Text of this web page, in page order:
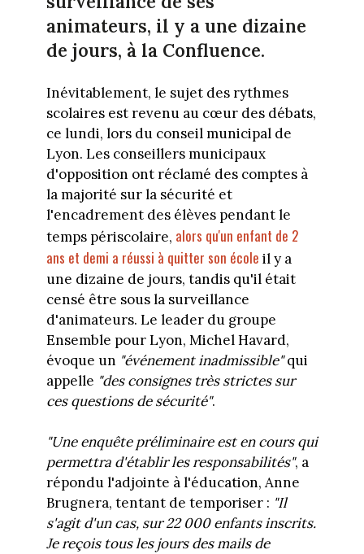
animateurs, il y a une dizaine
de jours, à la Confluence.
Inévitablement, le sujet des rythmes
scolaires est revenu au cœur des débats,
ce lundi, lors du conseil municipal de
Lyon. Les conseillers municipaux
d'opposition ont réclamé des comptes à
la majorité sur la sécurité et
l'encadrement des élèves pendant le
temps périscolaire, alors qu'un enfant de 2
ans et demi a réussi à quitter son école il y a
une dizaine de jours, tandis qu'il était
censé être sous la surveillance
d'animateurs. Le leader du groupe
Ensemble pour Lyon, Michel Havard,
évoque un "événement inadmissible"qui
appelle "des consignes très strictes sur
ces questions de sécurité".
"Une enquête préliminaire est en cours qui
permettra d'établir les responsabilités", a
répondu l'adjointe à l'éducation, Anne
Brugnera, tentant de temporiser : "Il
s'agit d'un cas, sur 22 000 enfants inscrits.
Je reçois tous les jours des mails de